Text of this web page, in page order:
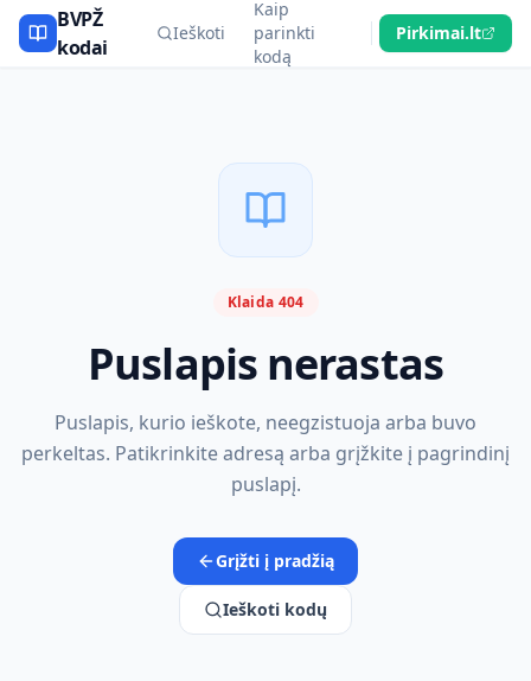
BVPŽ
kodai
Ieškoti
Kaip
parinkti
kodą
Pirkimai.lt
Klaida 404
Puslapis nerastas
Puslapis, kurio ieškote, neegzistuoja arba buvo
perkeltas. Patikrinkite adresą arba grįžkite į pagrindinį
puslapį.
Grįžti į pradžią
Ieškoti kodų